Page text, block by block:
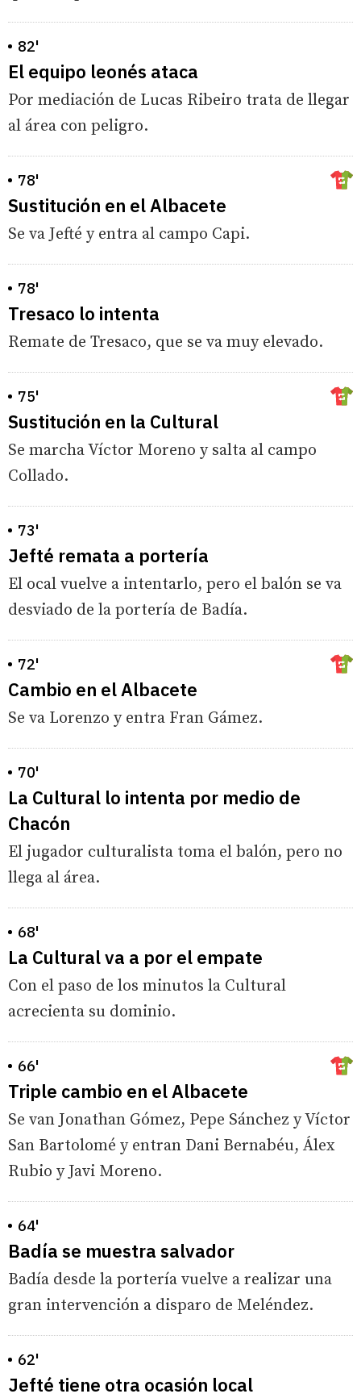
82'
El equipo leonés ataca
Por mediación de Lucas Ribeiro trata de llegar
al área con peligro.
78'
Sustitución en el Albacete
Se va Jefté y entra al campo Capi.
78'
Tresaco lo intenta
Remate de Tresaco, que se va muy elevado.
75'
Sustitución en la Cultural
Se marcha Víctor Moreno y salta al campo
Collado.
73'
Jefté remata a portería
El ocal vuelve a intentarlo, pero el balón se va
desviado de la portería de Badía.
72'
Cambio en el Albacete
Se va Lorenzo y entra Fran Gámez.
70'
La Cultural lo intenta por medio de
Chacón
El jugador culturalista toma el balón, pero no
llega al área.
68'
La Cultural va a por el empate
Con el paso de los minutos la Cultural
acrecienta su dominio.
66'
Triple cambio en el Albacete
Se van Jonathan Gómez, Pepe Sánchez y Víctor
San Bartolomé y entran Dani Bernabéu, Álex
Rubio y Javi Moreno.
64'
Badía se muestra salvador
Badía desde la portería vuelve a realizar una
gran intervención a disparo de Meléndez.
62'
Jefté tiene otra ocasión local